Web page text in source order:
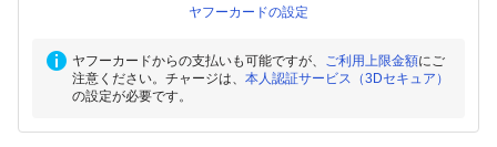
ヤフーカードの設定
ヤフーカードからの支払いも可能ですが、 ご利用上限金額にご
注意ください。チャージは、 本人認証サービス（3Dセキュア）
の設定が必要です。